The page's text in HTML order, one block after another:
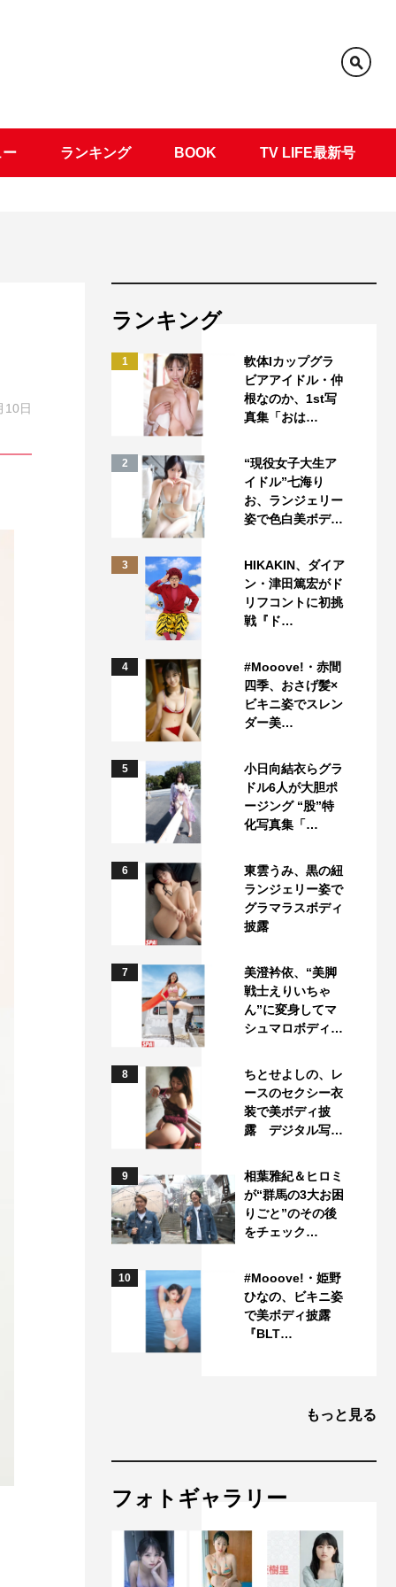
ー ランキング BOOK TV LIFE最新号
10日
ランキング
1
軟体Iカップグラ
ビアアイドル・仲
根なのか、1st写
真集「おは…
2
“現役女子大生ア
イドル”七海り
お、ランジェリー
姿で色白美ボデ…
3
HIKAKIN、ダイア
ン・津田篤宏がド
リフコントに初挑
戦『ド…
4
#Mooove!・赤間
四季、おさげ髪×
ビキニ姿でスレン
ダー美…
5
小日向結衣らグラ
ドル6人が大胆ポ
ージング “股”特
化写真集「…
6
東雲うみ、黒の紐
ランジェリー姿で
グラマラスボディ
披露
7
美澄衿依、“美脚
戦士えりいちゃ
ん”に変身してマ
シュマロボディ…
8
ちとせよしの、レ
ースのセクシー衣
装で美ボディ披
露 デジタル写…
9
相葉雅紀＆ヒロミ
が“群馬の3大お困
りごと”のその後
をチェック…
10
#Mooove!・姫野
ひなの、ビキニ姿
で美ボディ披露
『BLT…
もっと見る
フォトギャラリー